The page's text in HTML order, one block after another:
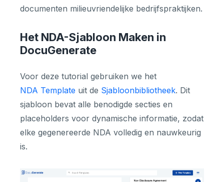
documenten milieuvriendelijke bedrijfspraktijken.
Het NDA-Sjabloon Maken in
DocuGenerate
Voor deze tutorial gebruiken we het
NDA Template uit de Sjabloonbibliotheek. Dit
sjabloon bevat alle benodigde secties en
placeholders voor dynamische informatie, zodat
elke gegenereerde NDA volledig en nauwkeurig
is.